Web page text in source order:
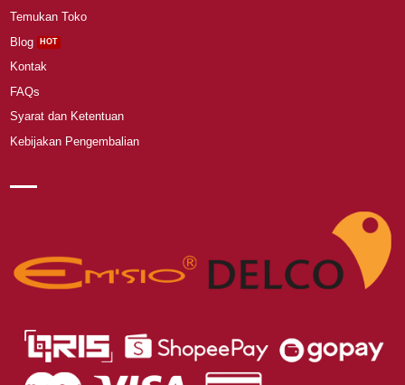
Temukan Toko
Blog
Kontak
FAQs
Syarat dan Ketentuan
Kebijakan Pengembalian